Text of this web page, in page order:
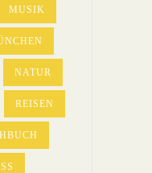
MUSIK
NATUR
REISEN